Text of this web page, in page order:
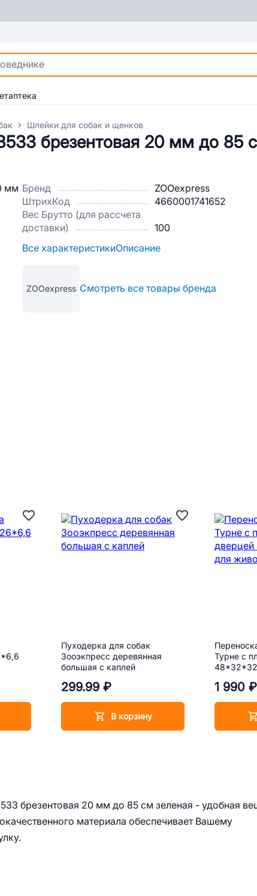
Шлейки для собак и щенков
брезентовая 20 мм до 85
Бренд
ZOOexpress
ШтрихКод
4660001741652
Вес Брутто (для рассчета
доставки)
100
Все характеристикиОписание
ZOOexpress Смотреть все товары бренда
брезентовая 20 мм до 85 см зеленая - удобная
материала обеспечивает Вашему
Пуходерка для собак
Зооэкпресс деревянная
большая с каплей
299.99 ₽
В корзину
Турне с
48*32*32
1 990 ₽